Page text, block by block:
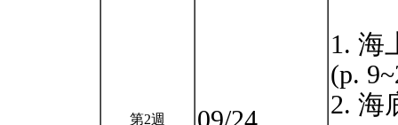
第2週
1. 海
(p.
2. 海